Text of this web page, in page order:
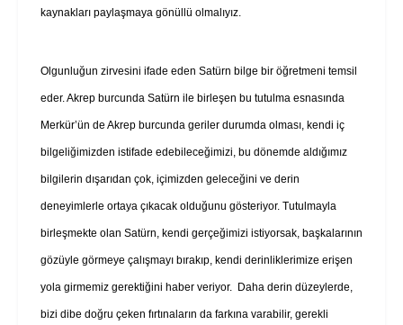
kaynakları paylaşmaya gönüllü olmalıyız.
Olgunluğun zirvesini ifade eden Satürn bilge bir öğretmeni temsil
eder.Akrep burcunda Satürn ile birleşen bu tutulma esnasında
Merkür’ün de Akrep burcunda geriler durumda olması, kendi iç
bilgeliğimizden istifade edebileceğimizi, bu dönemde aldığımız
bilgilerin dışarıdan çok, içimizden geleceğini ve derin
deneyimlerle ortaya çıkacak olduğunu gösteriyor. Tutulmayla
birleşmekte olan Satürn, kendi gerçeğimizi istiyorsak, başkalarının
gözüyle görmeye çalışmayı bırakıp, kendi derinliklerimize erişen
yola girmemiz gerektiğini haber veriyor. Daha derin düzeylerde,
bizi dibe doğru çeken fırtınaların da farkına varabilir, gerekli